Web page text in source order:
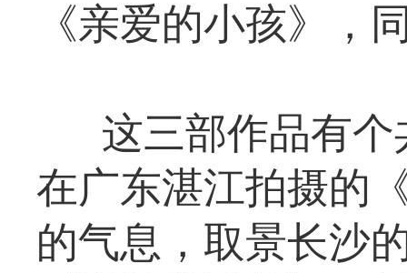
《亲爱的小孩》，
这三部作品有
在广东湛江拍摄的
的气息，取景长沙